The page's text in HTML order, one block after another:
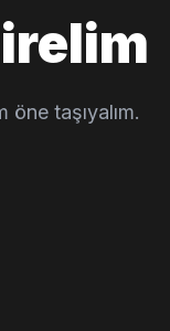
öne taşıyalım.